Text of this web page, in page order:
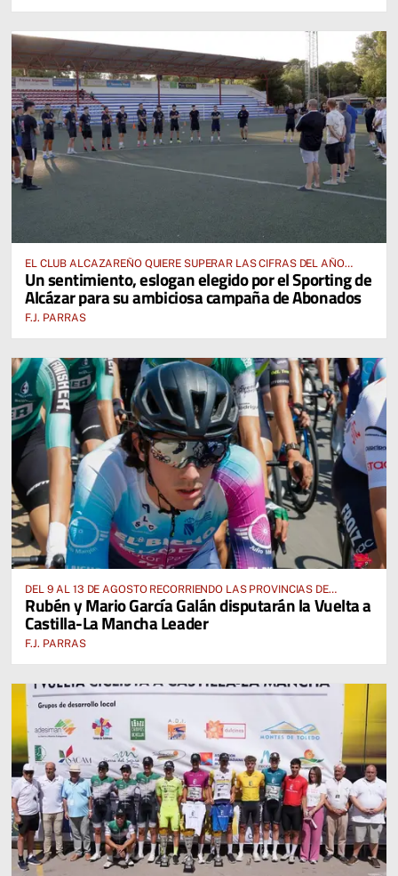
EL CLUB ALCAZAREÑO QUIERE SUPERAR LAS CIFRAS DEL AÑO
PASADO E INCLUSO DUPLICARLAS
Un sentimiento, eslogan elegido por el Sporting de
Alcázar para su ambiciosa campaña de Abonados
F.J. PARRAS
DEL 9 AL 13 DE AGOSTO RECORRIENDO LAS PROVINCIAS DE
CUENCA, ALBACETE, TOLEDO Y CIUDAD REAL
Rubén y Mario García Galán disputarán la Vuelta a
Castilla-La Mancha Leader
F.J. PARRAS